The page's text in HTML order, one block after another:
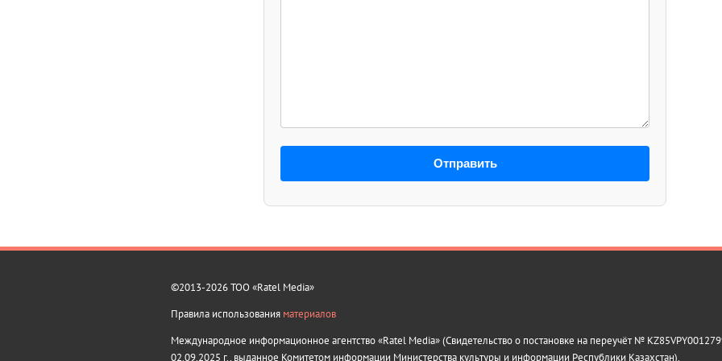
Отправить
©2013-2026 ТОО «Ratel Media»
Правила использования материалов
Международное информационное агентство «Ratel Media» (Свидетельство о постановке на переучёт №
02.09.2025 г., выданное Комитетом информации Министерства культуры и информации Республики Казахстан).